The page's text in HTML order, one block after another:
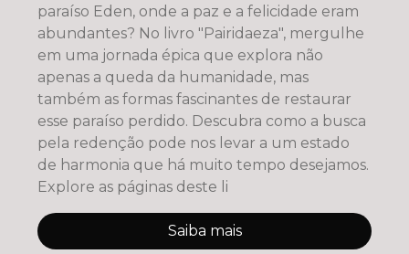
paraíso Eden, onde a paz e a felicidade eram
abundantes? No livro "Pairidaeza", mergulhe
em uma jornada épica que explora não
apenas a queda da humanidade, mas
também as formas fascinantes de restaurar
esse paraíso perdido. Descubra como a busca
pela redenção pode nos levar a um estado
de harmonia que há muito tempo desejamos.
Explore as páginas deste li
Saiba mais